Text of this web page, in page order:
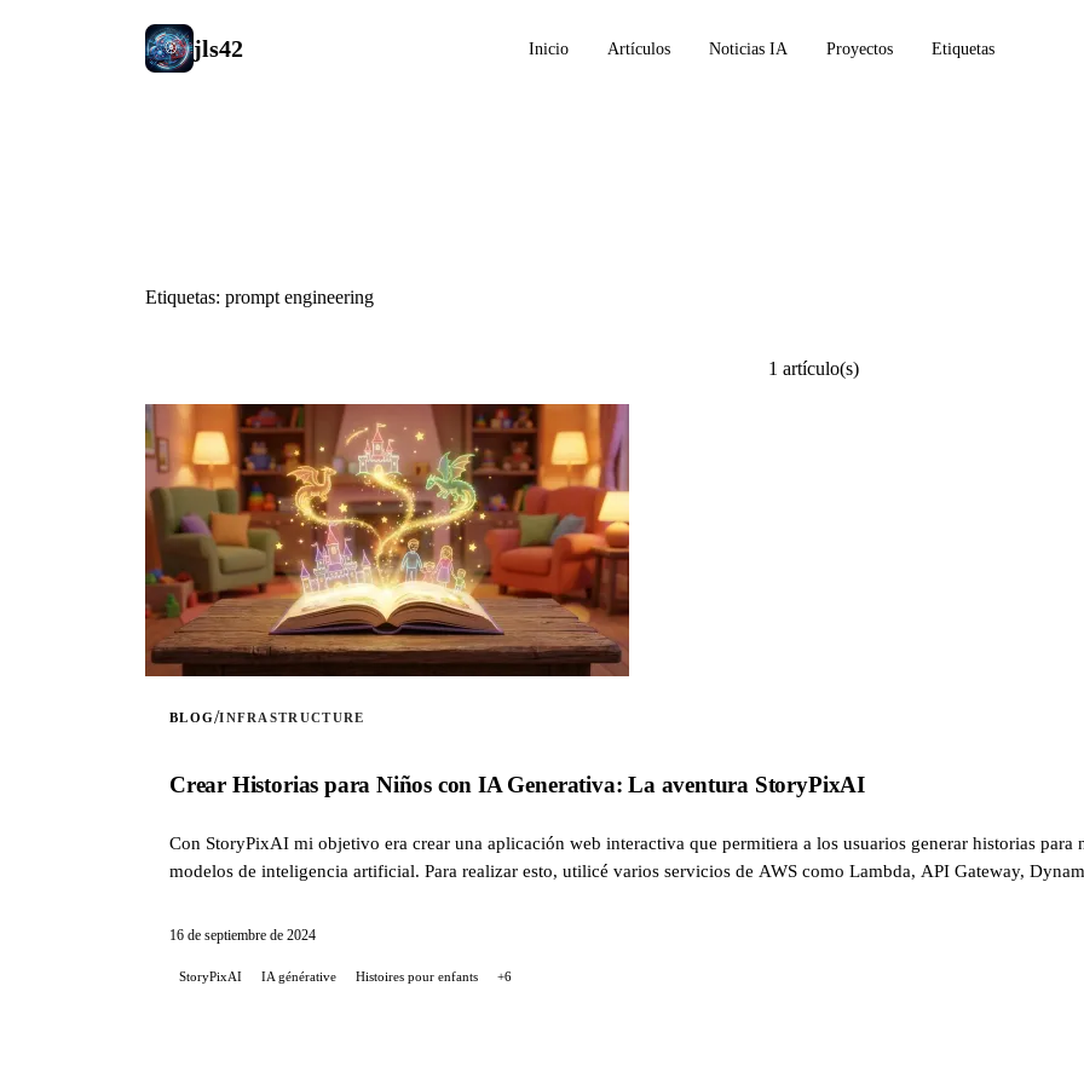
jls42 Inicio Artículos Noticias IA Proyectos Etiquetas
Etiquetas: prompt engineering
1 artículo(s)
BLOG/INFRASTRUCTURE
Crear Historias para Niños con IA Generativa: La aventura StoryPixAI
Con StoryPixAI mi objetivo era crear una aplicación web interactiva que permitiera a los usuarios generar historias para
modelos de inteligencia artificial. Para realizar esto, utilicé varios servicios de AWS como Lambda, API Gateway,
proyecto, desde las decisiones tecnológicas hasta los desafíos encontrados.
16 de septiembre de 2024
StoryPixAI IA générative Histoires pour enfants +6